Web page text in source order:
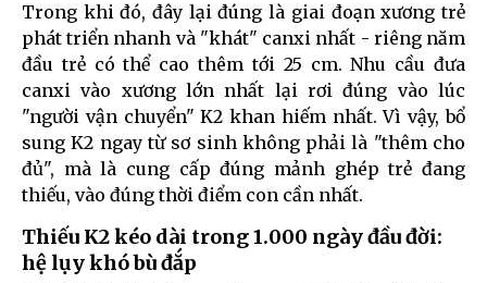
Trong khi đó, đây lại đúng là giai đoạn xương trẻ
phát triển nhanh và "khát" canxi nhất - riêng năm
đầu trẻ có thể cao thêm tới 25 cm. Nhu cầu đưa
canxi vào xương lớn nhất lại rơi đúng vào lúc
"người vận chuyển" K2 khan hiếm nhất. Vì vậy, bổ
sung K2 ngay từ sơ sinh không phải là "thêm cho
đủ", mà là cung cấp đúng mảnh ghép trẻ đang
thiếu, vào đúng thời điểm con cần nhất.
Thiếu K2 kéo dài trong 1.000 ngày đầu đời:
hệ lụy khó bù đắp